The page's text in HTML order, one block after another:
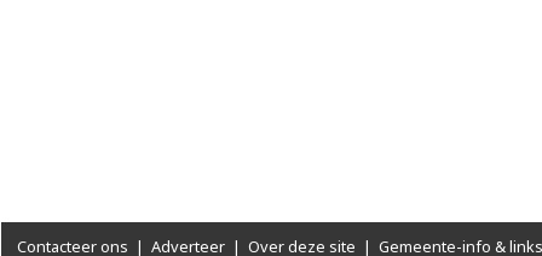
Contacteer ons | Adverteer | Over deze site | Gemeente-info & links